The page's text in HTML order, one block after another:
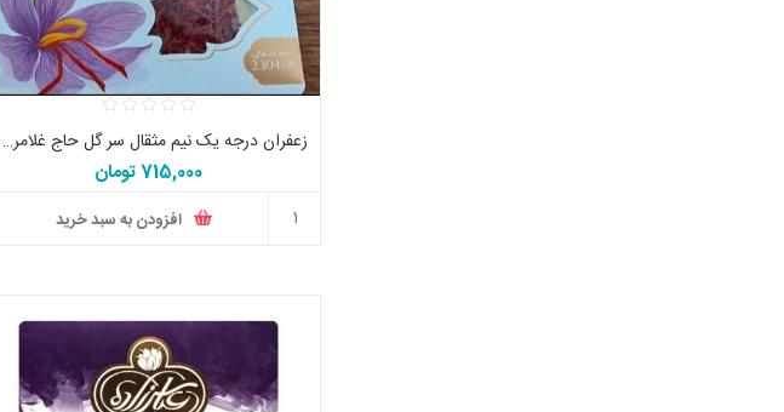
زعفران درجه یک نیم مثقال سر گل حاج غلامرضا عباس زاده اصل
715,000 تومان
افزودن به سبد خرید